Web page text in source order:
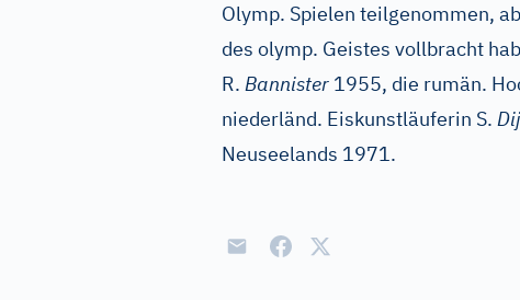
Olymp. Spielen teilgenommen,
des olymp. Geistes vollbracht
R. Bannister 1955, die rumän.
niederländ. Eiskunstläuferin S.
Neuseelands 1971.